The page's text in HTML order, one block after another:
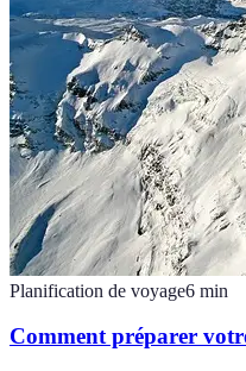
Planification de voyage6 min
Comment préparer